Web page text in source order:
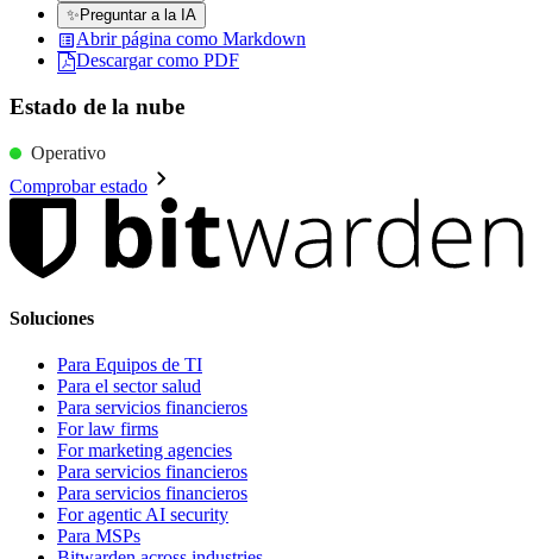
✨ Preguntar a la IA
Abrir página como Markdown
Descargar como PDF
Estado de la nube
Operativo
Comprobar estado
Soluciones
Para Equipos de TI
Para el sector salud
Para servicios financieros
For law firms
For marketing agencies
Para servicios financieros
Para servicios financieros
For agentic AI security
Para MSPs